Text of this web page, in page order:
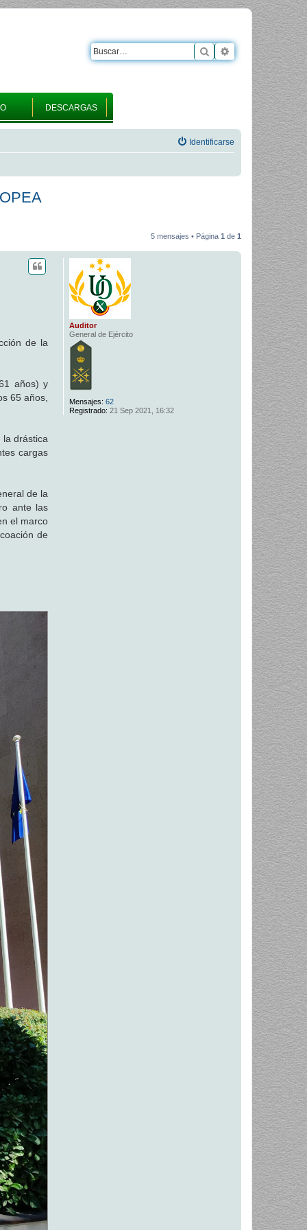
DESCARGAS
Buscar Búsqueda
Identificarse
5 mensajes • Página 1 de 1
Auditor
General de Ejército
Mensajes: 62
Registrado: 21 Sep 2021, 16:32
de la
años) y
65 años,
la drástica
cargas
de la
ante las
el marco
de